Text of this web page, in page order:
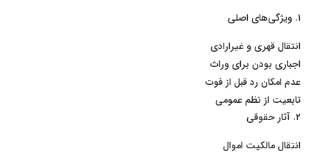
۱. ویژگی‌های اصلی
انتقال قهری و غیرارادی
اجباری بودن برای وراث
عدم امکان رد قبل از فوت
تابعیت از نظم عمومی
۲. آثار حقوقی
انتقال مالکیت اموال